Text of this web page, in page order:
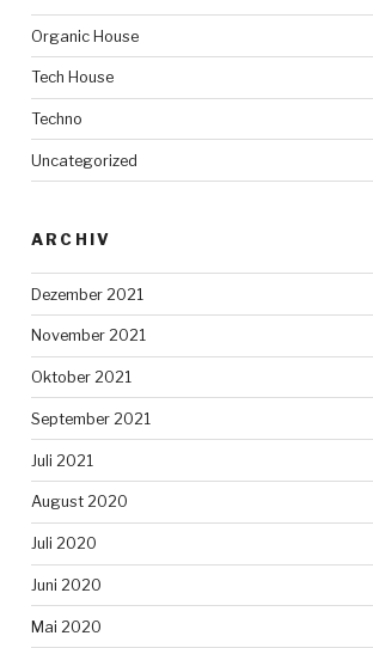
Organic House
Tech House
Techno
Uncategorized
ARCHIV
Dezember 2021
November 2021
Oktober 2021
September 2021
Juli 2021
August 2020
Juli 2020
Juni 2020
Mai 2020